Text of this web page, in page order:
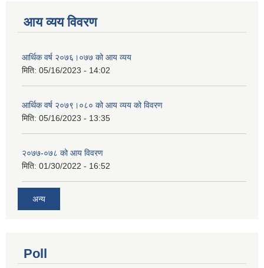
आय व्यय विवरण
आर्थिक वर्ष २०७६।०७७ को आय व्यय
मिति: 05/16/2023 - 14:02
आर्थिक वर्ष २०७९।०८० को आय व्यय को विवरण
मिति: 05/16/2023 - 13:35
२०७७-०७८ को आय विवरण
मिति: 01/30/2022 - 16:52
अन्य
Poll